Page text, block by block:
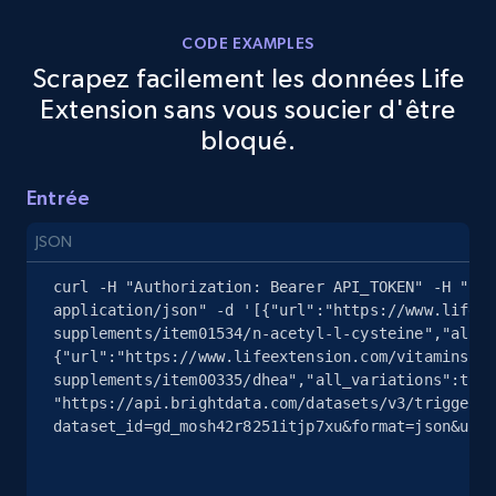
eBay - Gather data on products using
specified keywords
URL, Product id, Title, Seller name, Seller rating,
more.
eBay - Collect products from shops on eBay
URL, Product id, Title, Seller name, Seller rating,
Seller reviews, Breadcrumbs, Root category, and
CODE EXAMPLES
Scrapez facilement les données Life
Extension sans vous soucier d'être
bloqué.
Entrée
JSON
curl -H "Authorization: Bearer API_TOKEN" -H
application/json" -d '[{"url":"https://
supplements/item01534/n-acetyl-l-
{"url":"https://www.lifeextension.com/vitamins-
supplements/item00335/
"https://api.brightdata.com/datasets/v3/trigger?